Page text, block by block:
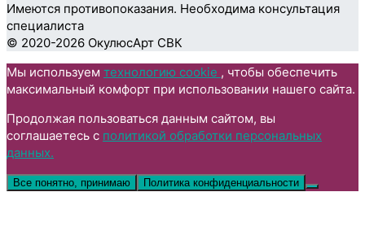
Имеются противопоказания. Необходима консультация
специалиста
© 2020-2026 ОкулюсАрт СВК
Пролистать
наверх
Мы используем технологию cookie , чтобы обеспечить
максимальный комфорт при использовании нашего сайта.
Продолжая пользоваться данным сайтом, вы
соглашаетесь с политикой обработки персональных
данных.
Все понятно, принимаю Политика конфиденциальности